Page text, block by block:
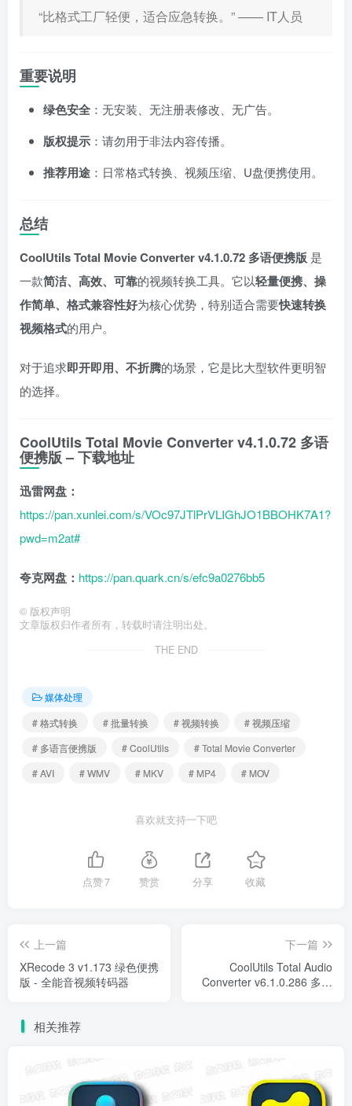
“比格式工厂轻便，适合应急转换。” —— IT人员
重要说明
绿色安全 ：无安装、无注册表修改、无广告。
版权提示 ：请勿用于非法内容传播。
推荐用途 ：日常格式转换、视频压缩、U盘便携使用。
总结
CoolUtils Total Movie Converter v4.1.0.72 多语便携版 是
一款简洁、高效、可靠的视频转换工具。它以轻量便携、操
作简单、格式兼容性好为核心优势，特别适合需要快速转换
视频格式的用户。
对于追求即开即用、不折腾的场景，它是比大型软件更明智
的选择。
CoolUtils Total Movie Converter v4.1.0.72 多语
便携版– 下载地址
迅雷网盘：
https://pan.xunlei.com/s/VOc97JTlPrVLIGhJO1BBOHK7A1?
pwd=m2at#
夸克网盘： https://pan.quark.cn/s/efc9a0276bb5
© 版权声明
文章版权归作者所有，转载时请注明出处。
THE END
媒体处理
# 格式转换
# 批量转换 # 视频转换
# 视频压缩
# 多语言便携版
# CoolUtils
# Total Movie Converter
# AVI
# WMV # MKV # MP4 # MOV
喜欢就支持一下吧
点赞7 赞赏 分享 收藏
上一篇
XRecode 3 v1.173 绿色便携
版 - 全能音视频转码器
下一篇
CoolUtils Total Audio
Converter v6.1.0.286 多语
相关推荐